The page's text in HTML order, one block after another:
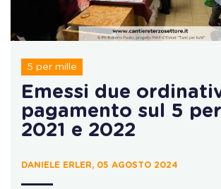
5 per mille
Emessi due
pagamento sul 5
2021 e 2022
DANIELE ERLER, 05 AGOSTO 2024